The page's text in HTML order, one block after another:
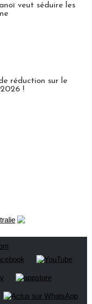
veut séduire les
réduction sur le
!